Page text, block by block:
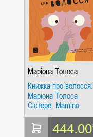
Маріона Толоса
Сістере
Книжка про волосся.
Маріона Толоса
Сістере. Mamino
444.00